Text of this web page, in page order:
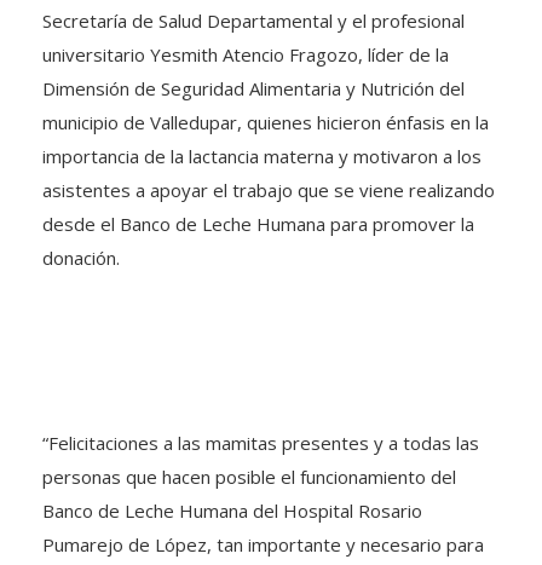
Secretaría de Salud Departamental y el profesional
universitario Yesmith Atencio Fragozo, líder de la
Dimensión de Seguridad Alimentaria y Nutrición del
municipio de Valledupar, quienes hicieron énfasis en la
importancia de la lactancia materna y motivaron a los
asistentes a apoyar el trabajo que se viene realizando
desde el Banco de Leche Humana para promover la
donación.
“Felicitaciones a las mamitas presentes y a todas las
personas que hacen posible el funcionamiento del
Banco de Leche Humana del Hospital Rosario
Pumarejo de López, tan importante y necesario para